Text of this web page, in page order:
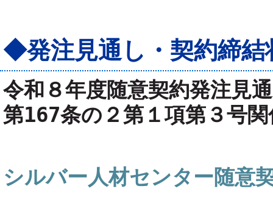
◆発注見通し・契約締結
令和８年度随意契約発注見
第167条の２第１項第３号
シルバー人材センター随意